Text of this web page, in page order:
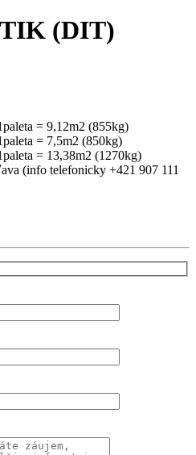
(DIT)
= 9,12m2 (855kg)
= 7,5m2 (850kg)
= 13,38m2 (1270kg)
(info telefonicky +421 907 111